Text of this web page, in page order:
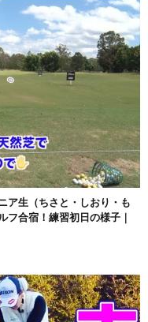
ア生（ちさと・しおり・も
フ合宿！練習初日の様子｜